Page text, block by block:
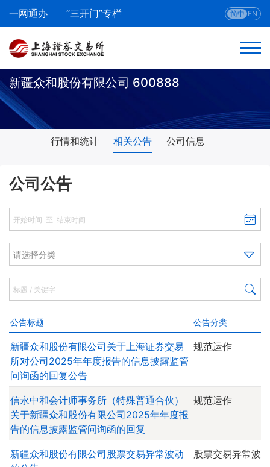
一网通办 “三开门”专栏 简中 EN
新疆众和股份有限公司 600888
行情和统计 相关公告 公司信息
公司公告
请选择分类
公告标题 公告分类
新疆众和股份有限公司关于上海证券交易
所对公司2025年年度报告的信息披露监管
问询函的回复公告
规范运作
信永中和会计师事务所（特殊普通合伙）
关于新疆众和股份有限公司2025年年度报
告的信息披露监管问询函的回复
规范运作
新疆众和股份有限公司股票交易异常波动
股票交易异常波